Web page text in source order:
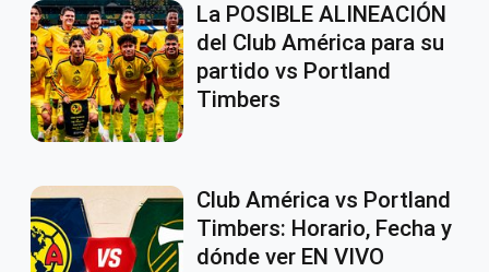
La POSIBLE ALINEACIÓN
del Club América para su
partido vs Portland
Timbers
Club América vs Portland
Timbers: Horario, Fecha y
dónde ver EN VIVO